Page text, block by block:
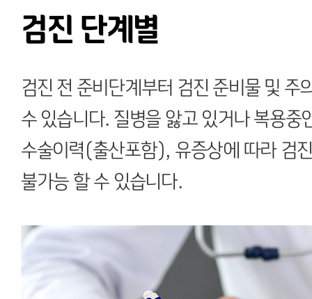
검진 단계별
검진 전 준비단계부터 검진 준비물 및
수 있습니다. 질병을 앓고 있거나 복용중
수술이력(출산포함), 유증상에 따라 검
불가능 할 수 있습니다.